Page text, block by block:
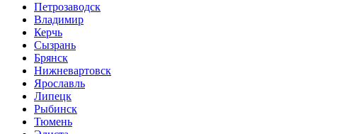
Петрозаводск
Владимир
Керчь
Сызрань
Брянск
Нижневартовск
Ярославль
Липецк
Рыбинск
Тюмень